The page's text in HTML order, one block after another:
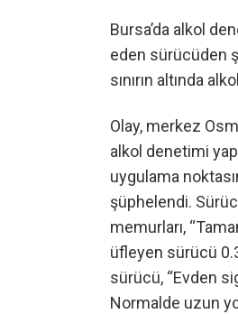
Bursa’da alkol
eden sürücüden
sınırın altında
Olay, merkez
alkol denetimi
uygulama
şüphelendi.
memurları,
üfleyen sürücü
sürücü, “Evden
Normalde uzun